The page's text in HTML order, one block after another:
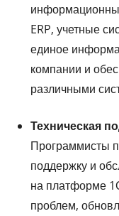
ERP, учетные
единое
компании и
различными
Техническая
Программисты
поддержку и
на платформе
проблем,